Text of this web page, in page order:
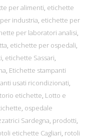
per alimenti, etichette
industria, etichette per
per laboratori analisi,
, etichette per ospedali,
, etichette Sassari,
, Etichette stampanti
usati ricondizionati,
etichette, Lotto e
, ospedale
Sardegna, prodotti,
etichette Cagliari, rotoli